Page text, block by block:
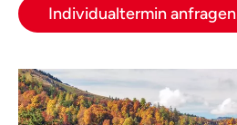
Individualtermin anfragen